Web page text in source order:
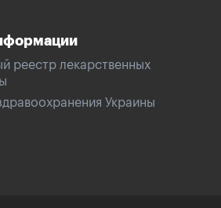
реестр лекарственных
Украины